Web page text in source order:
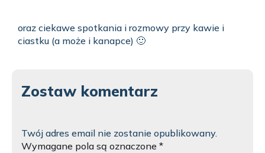
oraz ciekawe spotkania i rozmowy przy kawie i
ciastku (a może i kanapce) 🙂
Zostaw komentarz
Twój adres email nie zostanie opublikowany.
Wymagane pola są oznaczone *